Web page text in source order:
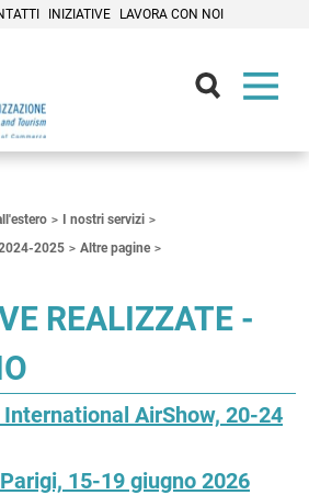
INIZIATIVE LAVORA CON NOI
I nostri servizi
2025
Altre pagine
REALIZZATE -
AirShow, 20-24
15-19 giugno 2026